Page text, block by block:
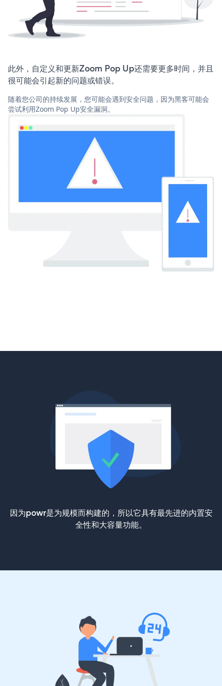
此外，自定义和更新Zoom Pop Up还需要更多时间，并且
很可能会引起新的问题或错误。
随着您公司的持续发展，您可能会遇到安全问题，因为黑客可能会
尝试利用Zoom Pop Up安全漏洞。
因为powr是为规模而构建的，所以它具有最先进的内置安
全性和大容量功能。